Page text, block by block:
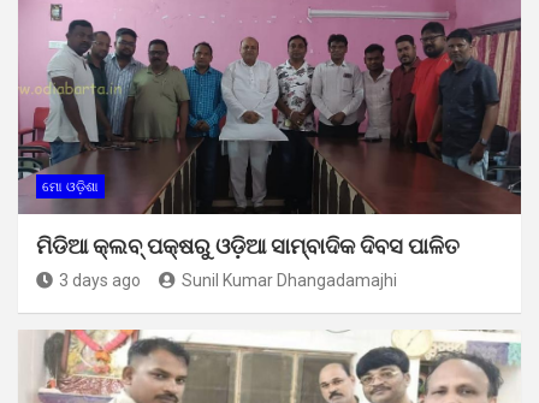
ମୋ ଓଡ଼ିଶା
ମିଡିଆ କ୍ଲବ୍ ପକ୍ଷରୁ ଓଡ଼ିଆ ସାମ୍ବାଦିକ ଦିବସ ପାଳିତ
3 days ago Sunil Kumar Dhangadamajhi